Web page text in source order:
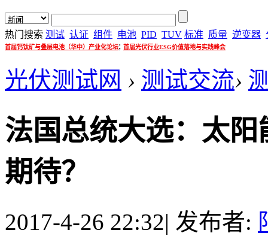
热门搜索 测试 认证 组件 电池 PID TUV 标准 质量 逆变器
首届钙钛矿与叠层电池（华中）产业化论坛; 首届光伏行业ESG价值落地与实践峰会
光伏测试网 › 测试交流›
法国总统大选：太
期待？
2017-4-26 22:32| 发布者: